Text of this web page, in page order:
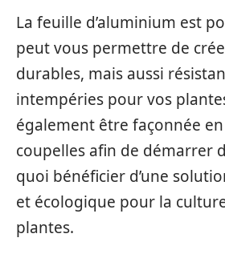
La feuille d’aluminium est
peut vous permettre de
durables, mais aussi
intempéries pour vos
également être façonnée
coupelles afin de démarrer
quoi bénéficier d’une
et écologique pour la
plantes.